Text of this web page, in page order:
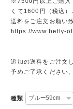
くて1600円（税込
送料をご注文お願い
https://www.betty-
追加の送料をご注文
予めご了承ください。
種類